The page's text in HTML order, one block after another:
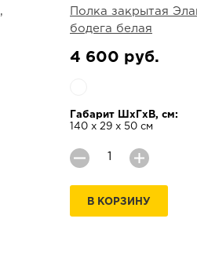
Полка закрытая
бодега белая
4 600 руб.
Габарит ШхГхВ, см:
140 х 29 х 50 см
В КОРЗИНУ